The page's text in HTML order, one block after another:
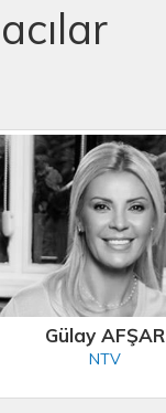
Gülay AFŞAR
NTV